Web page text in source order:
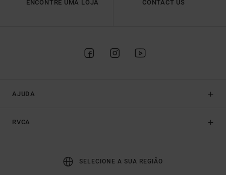
ENCONTRE UMA LOJA CONTACT US
AJUDA
RVCA
SELECIONE A SUA REGIÃO